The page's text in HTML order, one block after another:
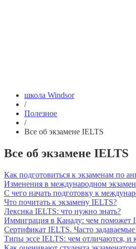
школа Windsor
/
Полезное
/
Все об экзамене IELTS
Все об экзамене IELTS
Как подготовиться к экзаменам по
Изменения в международном
С чего начать подготовку к
Что почитать к экзамену IELTS?
Лексика IELTS: что нужно знать?
Иммиграция в Канаду: чем поможет
Сертификат IELTS. Часто
Типы эссе IELTS: чем отличаются, и